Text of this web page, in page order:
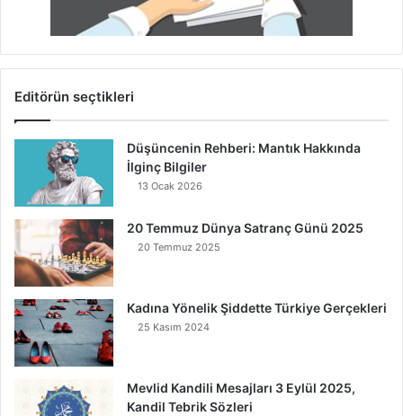
Editörün seçtikleri
Düşüncenin Rehberi: Mantık Hakkında
İlginç Bilgiler
13 Ocak 2026
20 Temmuz Dünya Satranç Günü 2025
20 Temmuz 2025
Kadına Yönelik Şiddette Türkiye Gerçekleri
25 Kasım 2024
Mevlid Kandili Mesajları 3 Eylül 2025,
Kandil Tebrik Sözleri